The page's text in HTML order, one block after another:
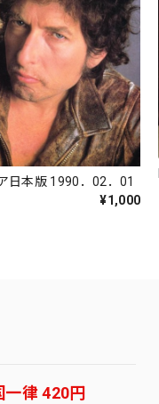
日本版 1990．02．01
¥1,000
一律 420円